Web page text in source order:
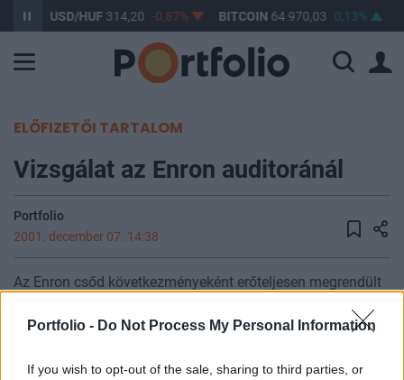
Portfolio - Do Not Process My Personal Information
If you wish to opt-out of the sale, sharing to third parties, or
USD/HUF 314,20 -0,87% BITCOIN 64 970,03 0,13%
ELŐFIZETŐI TARTALOM
Vizsgálat az Enron auditoránál
Portfolio
2001. december 07. 14:38
Az Enron csőd következményeként erőteljesen megrendült
SEC vizsgálatot kezdeményezet az Enron
elvégzett auditori munkájával kapcsolatban. Mint